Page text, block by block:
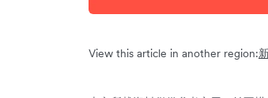
View this article in another region: